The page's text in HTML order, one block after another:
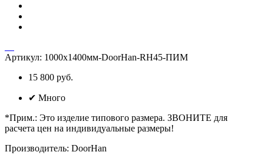
Артикул: 1000х1400мм-DoorHan-RH45-ПИМ
15 800 руб.
✔ Много
*Прим.: Это изделие типового размера. ЗВОНИТЕ для
расчета цен на индивидуальные размеры!
Производитель: DoorHan